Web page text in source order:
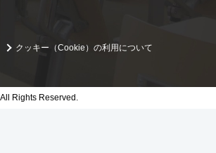
クッキー（Cookie）の利用について
Rights Reserved.